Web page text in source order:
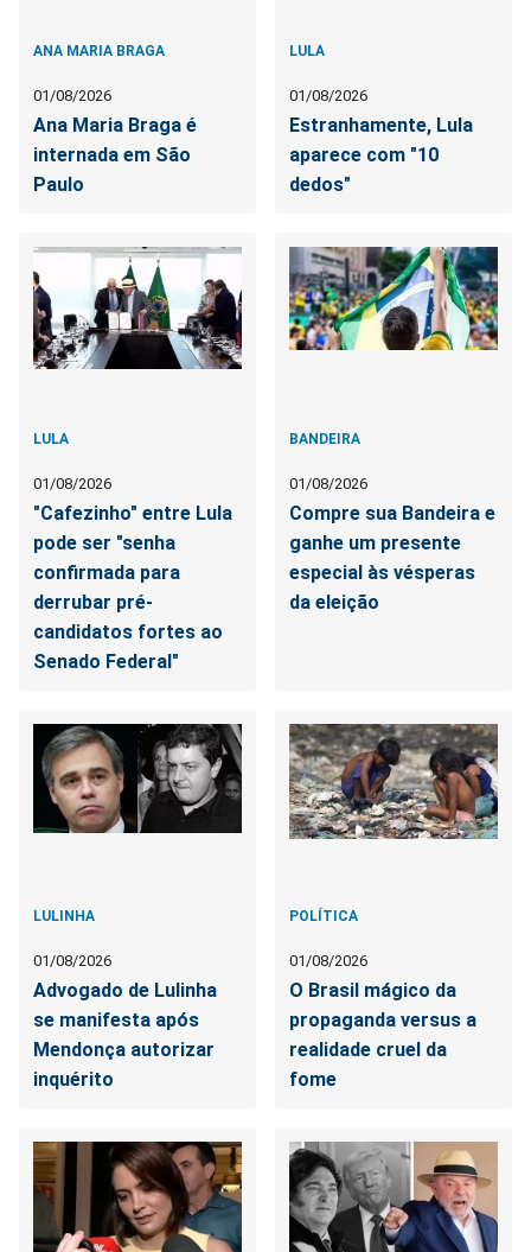
ANA MARIA BRAGA
01/08/2026
Ana Maria Braga é
internada em São
Paulo
LULA
01/08/2026
Estranhamente, Lula
aparece com "10
dedos"
LULA
01/08/2026
"Cafezinho" entre Lula
pode ser "senha
confirmada para
derrubar pré-
candidatos fortes ao
Senado Federal"
BANDEIRA
01/08/2026
Compre sua Bandeira e
ganhe um presente
especial às vésperas
da eleição
LULINHA
01/08/2026
Advogado de Lulinha
se manifesta após
Mendonça autorizar
inquérito
POLÍTICA
01/08/2026
O Brasil mágico da
propaganda versus a
realidade cruel da
fome